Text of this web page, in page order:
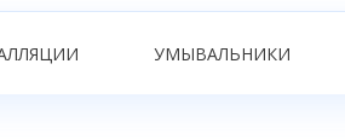
+375 29 666-05-81
+375 17 243-24-29
УМЫВАЛЬНИКИ